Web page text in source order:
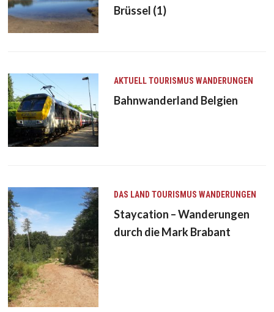
Brüssel (1)
AKTUELLTOURISMUS WANDERUNGEN
Bahnwanderland Belgien
DAS LAND TOURISMUS WANDERUNGEN
Staycation – Wanderungen
durch die Mark Brabant